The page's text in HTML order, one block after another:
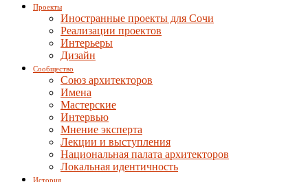
Проекты
Иностранные проекты для Сочи
Реализации проектов
Интерьеры
Дизайн
Сообщество
Союз архитекторов
Имена
Мастерские
Интервью
Мнение эксперта
Лекции и выступления
Национальная палата архитекторов
Локальная идентичность
История